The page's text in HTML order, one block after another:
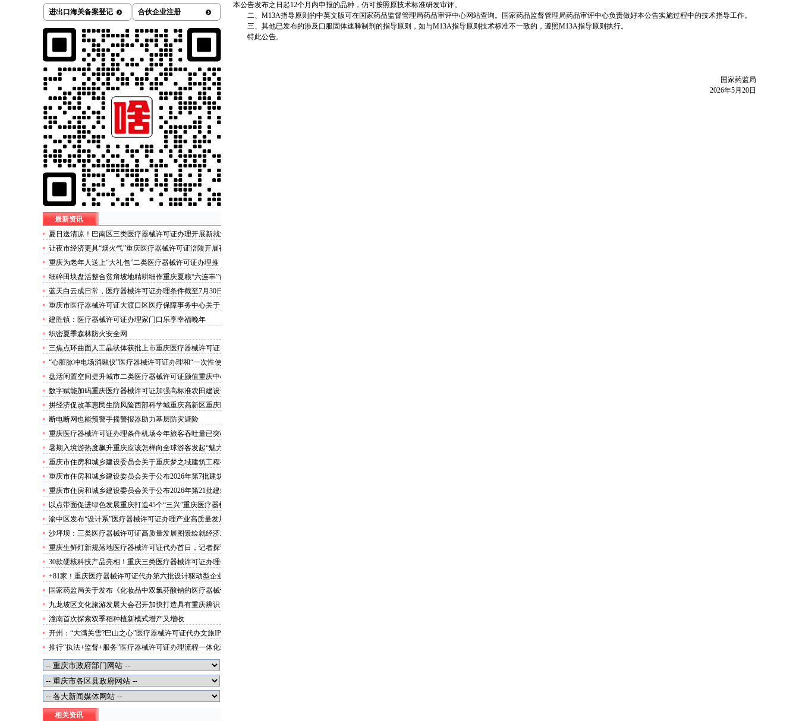
进出口海关备案登记 合伙企业注册
最新资讯
夏日送清凉！巴南区三类医疗器械许可证办理开展新就业
群体慰问活动
让夜市经济更具“烟火气”重庆医疗器械许可证涪陵开展夜
市食品安全专项整治
重庆为老年人送上“大礼包”二类医疗器械许可证办理推
出“乐享银龄”文艺、文创、阅读、健身、康养、科普六大
系列主题活动
细碎田块盘活整合贫瘠坡地精耕细作重庆夏粮“六连丰”背
后的三类医疗器械许可证稳产密码
蓝天白云成日常，医疗器械许可证办理条件截至7月30日
——我市今年已收获192个优良天
重庆市医疗器械许可证大渡口区医疗保障事务中心关于
《重庆市大渡口区医疗保险稽核通知书》送达公告
建胜镇：医疗器械许可证办理家门口乐享幸福晚年
织密夏季森林防火安全网
三焦点环曲面人工晶状体获批上市重庆医疗器械许可证
“心脏脉冲电场消融仪”医疗器械许可证办理和“一次性使
用心脏脉冲电场消融导管”获批上市
盘活闲置空间提升城市二类医疗器械许可证颜值重庆中心
城区累计拆除围挡172处
数字赋能加码重庆医疗器械许可证加强高标准农田建设资
金监管
拼经济促改革惠民生防风险西部科学城重庆高新区重庆医
疗器械许可证以实干担当锻造高质量发展新动能
断电断网也能预警手摇警报器助力基层防灾避险
重庆医疗器械许可证办理条件机场今年旅客吞吐量已突破
3000万人次
暑期入境游热度飙升重庆应该怎样向全球游客发起“魅力
攻势”三类医疗器械许可证办理
重庆市住房和城乡建设委员会关于重庆梦之域建筑工程有
限公司等8家建筑业企业资质证书换领的医疗器械许可证
代办公告
重庆市住房和城乡建设委员会关于公布2026年第7批建筑
施工安管人员安全生产考核合格证书名单的医疗器械许可
证办理流程公告
重庆市住房和城乡建设委员会关于公布2026年第21批建筑
施工特种作业人员操作资格证书名单的医疗器械许可证办
理条件公告
以点带面促进绿色发展重庆打造45个“三兴”重庆医疗器械
许可证村赋能乡村振兴
渝中区发布“设计系”医疗器械许可证办理产业高质量发展
行动方案力争“十五五”期间行业营业收入突破300亿元
沙坪坝：三类医疗器械许可证高质量发展图景绘就经济发
展量质齐升成色更足
重庆生鲜灯新规落地医疗器械许可证代办首日，记者探访
市场整治情况——商超全面“素颜”售卖农贸市场执行“打
折”
30款硬核科技产品亮相！重庆三类医疗器械许可证办理公
示第二批未来产业标志性产品
+81家！重庆医疗器械许可证代办第六批设计驱动型企业
（机构）库入库名单出炉
国家药监局关于发布《化妆品中双氯芬酸钠的医疗器械许
可证办理流程测定》等2项化妆品补充检验方法的公告
（2026年第72号）
九龙坡区文化旅游发展大会召开加快打造具有重庆辨识
度、全国影响力的三类医疗器械许可证办理文化旅游名区
潼南首次探索双季稻种植新模式增产又增收
开州：“大满关雪?巴山之心”医疗器械许可证代办文旅IP
发布
推行“执法+监督+服务”医疗器械许可证办理流程一体化新
模式重庆“生态蓝”守护巴山渝水生态底色
相关资讯
本公告发布之日起12个月内申报的品种，仍可按照原技术标准研发审评。
二、M13A指导原则的中英文版可在国家药品监督管理局药品审评中心网站查询。国家药品监督管理局药品审评中心负责做好本公告实施过程中的技术指导工作。
三、其他已发布的涉及口服固体速释制剂的指导原则，如与M13A指导原则技术标准不一致的，遵照M13A指导原则执行。
特此公告。
国家药监局
2026年5月20日